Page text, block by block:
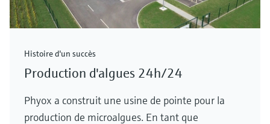
Histoire d'un succès
Production d'algues 24h/24
Phyox a construit une usine de pointe pour la
production de microalgues. En tant que